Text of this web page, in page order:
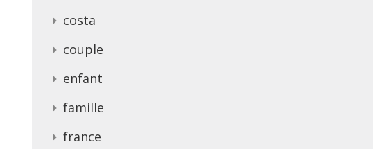
costa
couple
enfant
famille
france